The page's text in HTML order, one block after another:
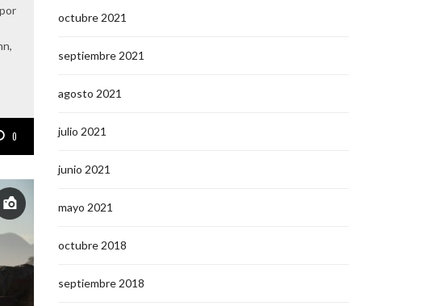
0
octubre 2021
septiembre 2021
agosto 2021
julio 2021
junio 2021
mayo 2021
octubre 2018
septiembre 2018